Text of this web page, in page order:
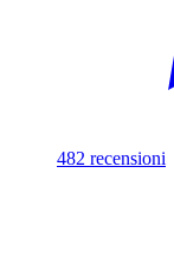
482 recensioni